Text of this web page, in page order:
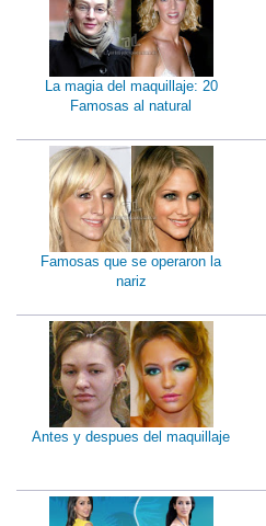
La magia del maquillaje: 20
Famosas al natural
Famosas que se operaron la
nariz
Antes y despues del maquillaje